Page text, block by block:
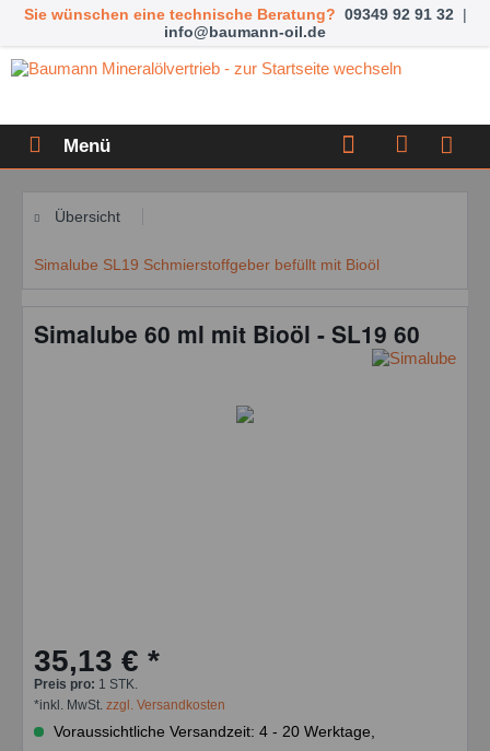
Sie wünschen eine technische Beratung? 09349 92 91 32 |
info@baumann-oil.de
Menü
Übersicht
Simalube SL19 Schmierstoffgeber befüllt mit Bioöl
Simalube 60 ml mit Bioöl - SL19 60
35,13 € *
Preis pro: 1 STK.
*inkl. MwSt. zzgl. Versandkosten
Voraussichtliche Versandzeit: 4 - 20 Werktage,